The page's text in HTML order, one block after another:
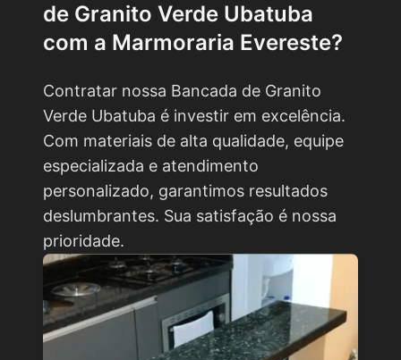
de Granito Verde Ubatuba
com a Marmoraria Evereste?
Contratar nossa Bancada de Granito
Verde Ubatuba é investir em excelência.
Com materiais de alta qualidade, equipe
especializada e atendimento
personalizado, garantimos resultados
deslumbrantes. Sua satisfação é nossa
prioridade.